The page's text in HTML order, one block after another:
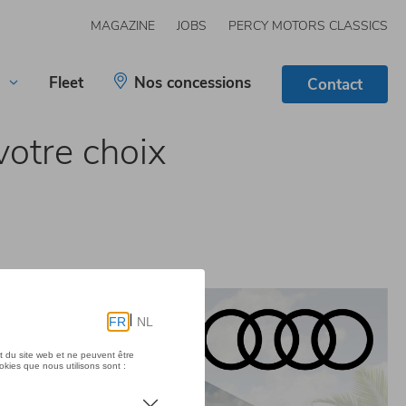
MAGAZINE JOBS PERCY MOTORS CLASSICS
Fleet Nos concessions Contact
choix